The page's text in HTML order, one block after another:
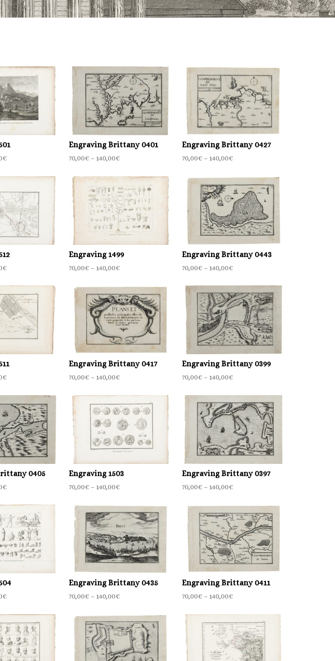
€
Engraving Brittany 0401
70,00€ – 140,00€
Engraving Brittany 0427
70,00€ – 140,00€
€
Engraving 1499
70,00€ – 140,00€
Engraving Brittany 0443
70,00€ – 140,00€
€
Engraving Brittany 0417
70,00€ – 140,00€
Engraving Brittany 0399
70,00€ – 140,00€
0405
€
Engraving 1503
70,00€ – 140,00€
Engraving Brittany 0397
70,00€ – 140,00€
€
Engraving Brittany 0435
70,00€ – 140,00€
Engraving Brittany 0411
70,00€ – 140,00€